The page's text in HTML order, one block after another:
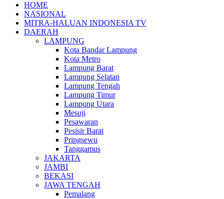
HOME
NASIONAL
MITRA-HALUAN INDONESIA TV
DAERAH
LAMPUNG
Kota Bandar Lampung
Kota Metro
Lampung Barat
Lampung Selatan
Lampung Tengah
Lampung Timur
Lampung Utara
Mesuji
Pesawaran
Pesisir Barat
Pringsewu
Tanggamus
JAKARTA
JAMBI
BEKASI
JAWA TENGAH
Pemalang